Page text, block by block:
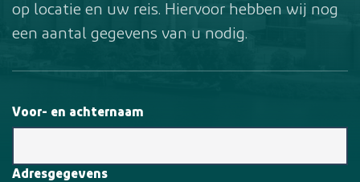
op locatie en uw reis. Hiervoor hebben wij nog
een aantal gegevens van u nodig.
Voor- en achternaam
Adresgegevens